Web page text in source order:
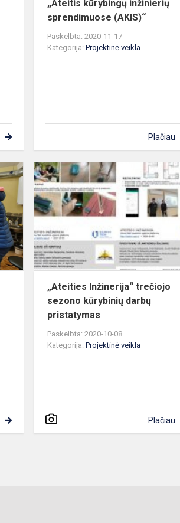
„Ateitis kūrybingų inžinierių
sprendimuose (AKIS)“
Paskelbta: 2020-11-17
Kategorija:Projektinė veikla
Plačiau
Projektų
pristatymai
„Ateities Inžinerija“ trečiojo
sezono kūrybinių darbų
pristatymas
Paskelbta: 2020-10-08
Kategorija:Projektinė veikla
Plačiau